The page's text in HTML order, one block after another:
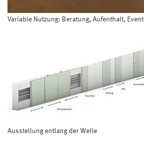
Variable Nutzung: Beratung, Aufenthalt, Event
Ausstellung entlang der Welle